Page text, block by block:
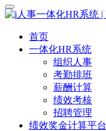
首页
一体化HR系统
组织人事
考勤排班
薪酬计算
绩效考核
招聘管理
绩效奖金计算平台